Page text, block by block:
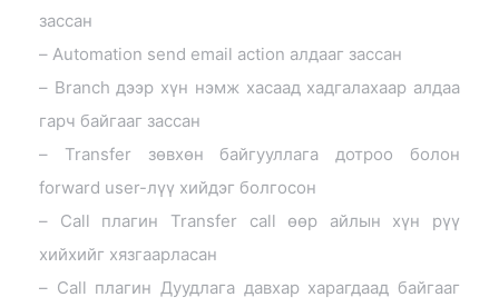
зассан
– Automation send email action алдааг зассан
– Branch дээр хүн нэмж хасаад хадгалахаар алдаа
гарч байгааг зассан
– Transfer зөвхөн байгууллага дотроо болон
forward user-лүү хийдэг болгосон
– Call плагин Transfer call өөр айлын хүн рүү
хийхийг хязгаарласан
– Call плагин Дуудлага давхар харагдаад байгааг